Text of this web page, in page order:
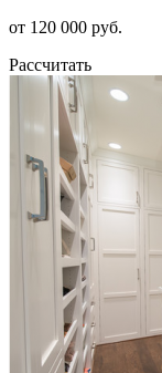
от 120 000 руб.
Рассчитать